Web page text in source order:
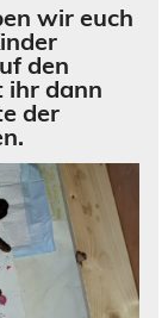
wir euch
den
ihr dann
der